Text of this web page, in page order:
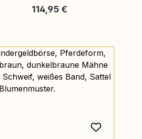
Regulärer Preis:
114,95 €